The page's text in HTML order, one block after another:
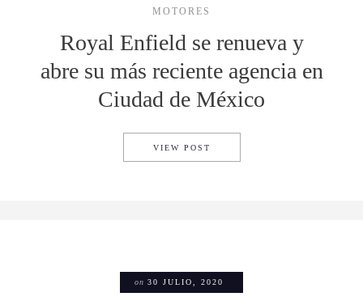
MOTORES
Royal Enfield se renueva y
abre su más reciente agencia en
Ciudad de México
VIEW POST
on 30 JULIO, 2020